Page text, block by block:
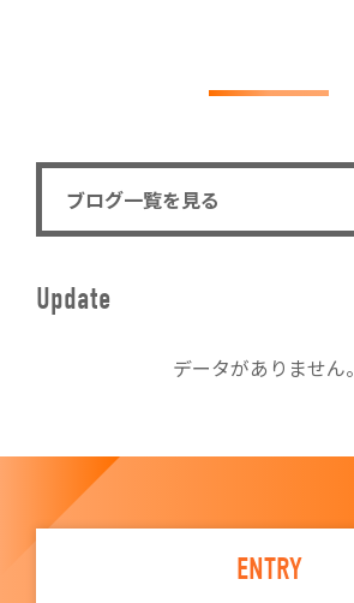
ブログ一覧を見る
Update
データがありません。
ENTRY